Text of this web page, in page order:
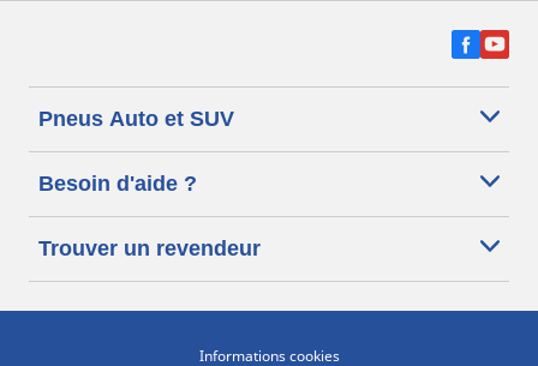
Pneus Auto et SUV
Besoin d'aide ?
Trouver un revendeur
Informations cookies